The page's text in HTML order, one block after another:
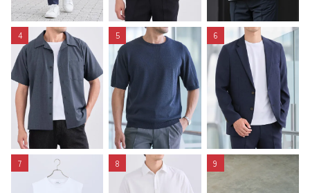
4 5 6
7 8 9